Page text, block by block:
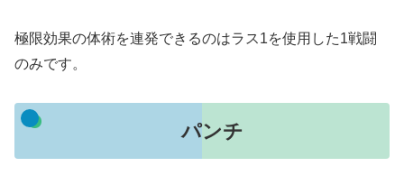
極限効果の体術を連発できるのはラス1を使用した1戦闘
のみです。
パンチ